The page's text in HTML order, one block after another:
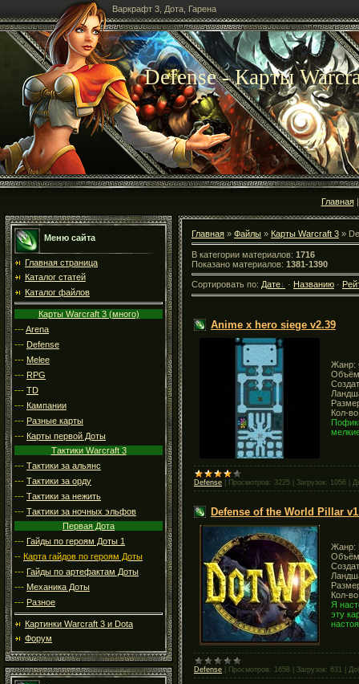
Варкрафт 3, Дота, Гарена
Defense - Карты
Главная
Меню сайта
Главная страница
Каталог статей
Каталог файлов
Карты Warcraft 3 (много)
---Arena
--- Defense
--- Melee
--- RPG
--- TD
--- Кампании
--- Разные карты
--- Карты первой Доты
Тактики Warcraft 3
--- Тактики за альянс
--- Тактики за орду
--- Тактики за нежить
--- Тактики за ночных эльфов
Первая Дота
--- Гайды по героям Доты 1
-- Карта гайдов по героям Доты
--- Гайды по артефактам Доты
--- Механика Доты
--- Разное
Картинки Warcraft 3 и Dota
Форум
Главная » Файлы » Карты Warcraft 3 »
В категории материалов: 1716
Показано материалов: 1381-1390
Сортировать по: Дате · Названию ·
Anime x hero siege v2.39
Жанр:
Кол-
Defense Просмотров: 3225 Загрузок: 1056
Defense of the World Pillar
Жанр:
Кол-
Я
эту
Defense Просмотров: 1658 Загрузок: 631